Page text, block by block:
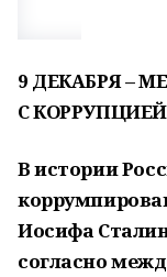
9 ДЕКАБРЯ –
С КОРРУПЦИЕЙ
В истории
Иоси­фа
согласно